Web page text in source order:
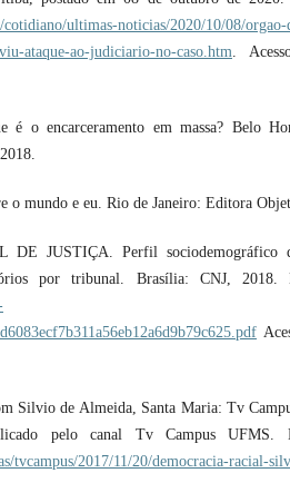
ultimas-noticias/2020/10/08/
ataque-ao-judiciario-no-caso.htm .
é o encarceramento em massa? Belo
o mundo e eu. Rio de Janeiro: Editora
DE JUSTIÇA. Perfil sociodemográfico
por tribunal. Brasília: CNJ, 2018.
Silvio de Almeida, Santa Maria: Tv
pelo canal Tv Campus UFMS.
tvcampus/2017/11/20/democracia-racial-